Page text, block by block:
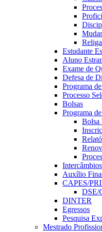
Estudante
Aluno
Exame de
Defesa de
Programa
Processo
Bolsas
Programa
Bolsa
Intercâmbios
Auxílio
CAPES/
DSE/
DINTER
Egressos
Pesquisa
Mestrado